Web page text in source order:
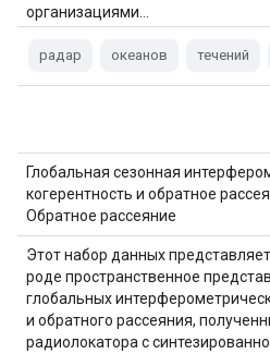
организациями…
радар океанов течений
Глобальная сезонная
когерентность и обратное
Обратное рассеяние
Этот набор данных
роде пространственное
глобальных
и обратного рассеяния,
радиолокатора с